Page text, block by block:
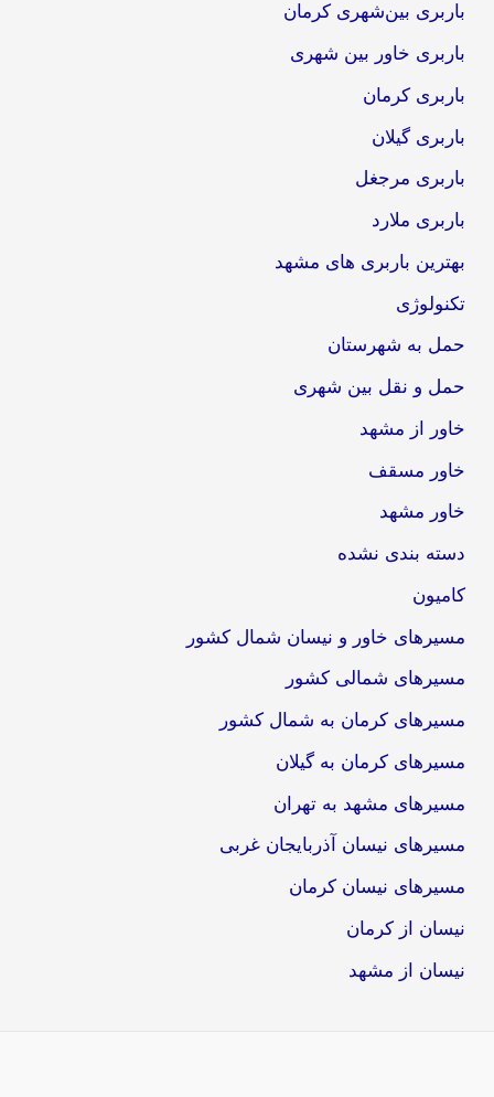
باربری بین‌شهری کرمان
باربری خاور بین شهری
باربری کرمان
باربری گیلان
باربری مرجغل
باربری ملارد
بهترین باربری های مشهد
تکنولوژی
حمل به شهرستان
حمل و نقل بین شهری
خاور از مشهد
خاور مسقف
خاور مشهد
دسته بندی نشده
کامیون
مسیرهای خاور و نیسان شمال کشور
مسیرهای شمالی کشور
مسیرهای کرمان به شمال کشور
مسیرهای کرمان به گیلان
مسیرهای مشهد به تهران
مسیرهای نیسان آذربایجان غربی
مسیرهای نیسان کرمان
نیسان از کرمان
نیسان از مشهد